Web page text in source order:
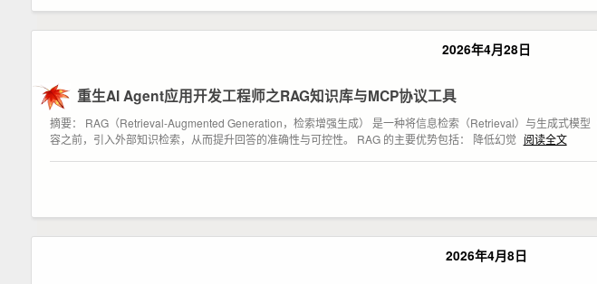
2026年4月28日
重生AI Agent应用开发工程师之RAG知识库与MCP协议工具
摘要： RAG（Retrieval-Augmented Generation，检索增强生成） 是一种将信息检索（Retrieval）与生成式模
容之前，引入外部知识检索，从而提升回答的准确性与可控性。 RAG 的主要优势包括： 降低幻觉 阅读全文
2026年4月8日